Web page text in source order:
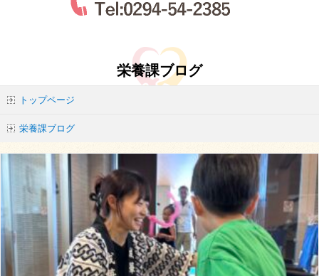
栄養課ブログ
トップページ
栄養課ブログ